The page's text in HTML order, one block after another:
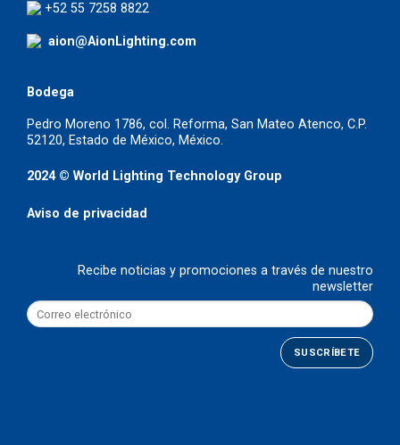
+52 55 7258 8822
aion@AionLighting.com
Bodega
Pedro Moreno 1786, col. Reforma, San Mateo Atenco, C.P.
52120, Estado de México, México.
2024 © World Lighting Technology Group
Aviso de privacidad
Recibe noticias y promociones a través de nuestro
newsletter